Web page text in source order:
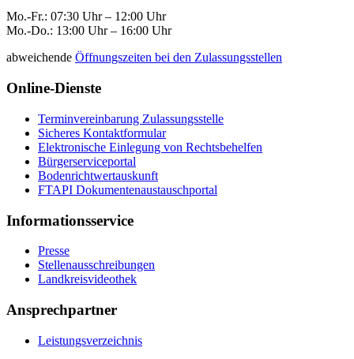
Mo.-Fr.: 07:30 Uhr – 12:00 Uhr
Mo.-Do.: 13:00 Uhr – 16:00 Uhr
abweichende Öffnungszeiten bei den Zulassungsstellen
Online-Dienste
Terminvereinbarung Zulassungsstelle
Sicheres Kontaktformular
Elektronische Einlegung von Rechtsbehelfen
Bürgerserviceportal
Bodenrichtwertauskunft
FTAPI Dokumentenaustauschportal
Informationsservice
Presse
Stellenausschreibungen
Landkreisvideothek
Ansprechpartner
Leistungsverzeichnis